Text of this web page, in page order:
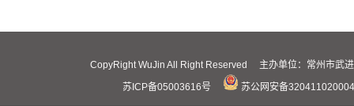
CopyRight WuJin All Right Reserved 主办单位：常州市
苏ICP备05003616号
苏公网安备